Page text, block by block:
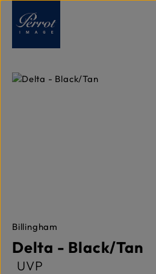
Zum Hauptinhalt springen
Bildergalerie überspringen
Billingham
Delta - Black/Tan
UVP